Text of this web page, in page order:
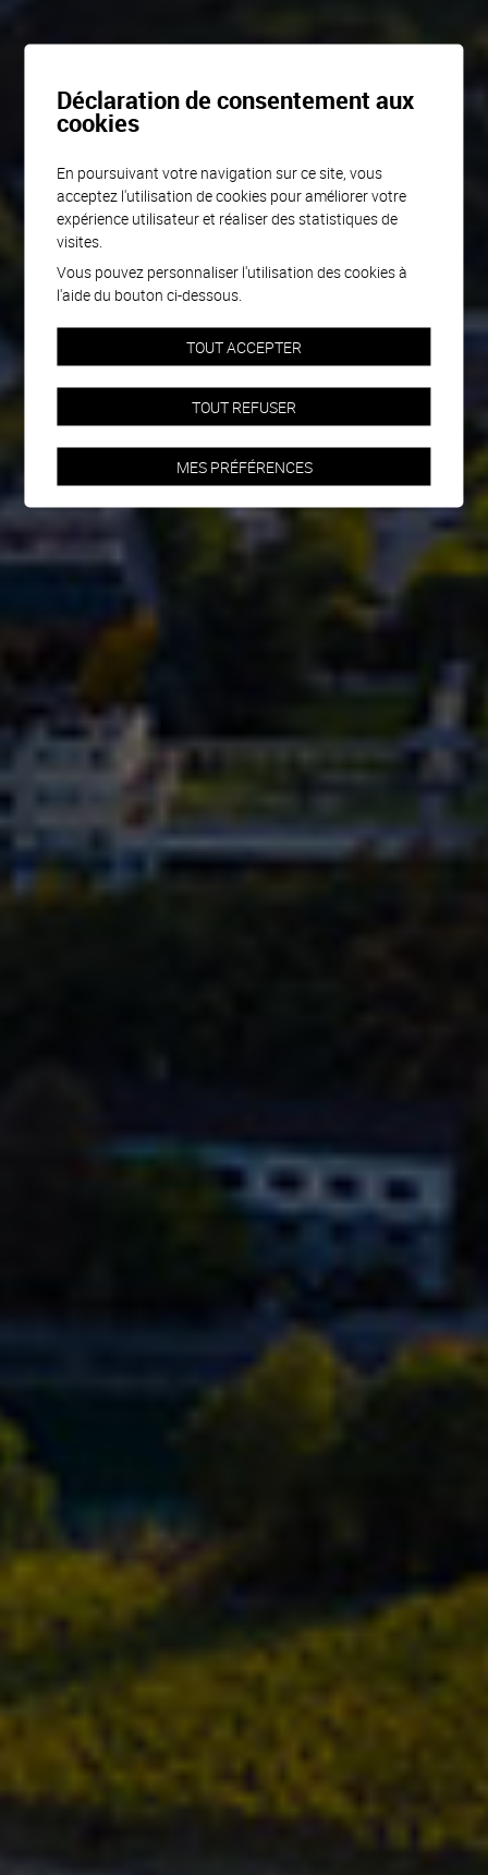
Déclaration de consentement aux
cookies
En poursuivant votre navigation sur ce site, vous
acceptez l'utilisation de cookies pour améliorer votre
expérience utilisateur et réaliser des statistiques de
visites.
Vous pouvez personnaliser l'utilisation des cookies à
l'aide du bouton ci-dessous.
TOUT ACCEPTER
TOUT REFUSER
MES PRÉFÉRENCES